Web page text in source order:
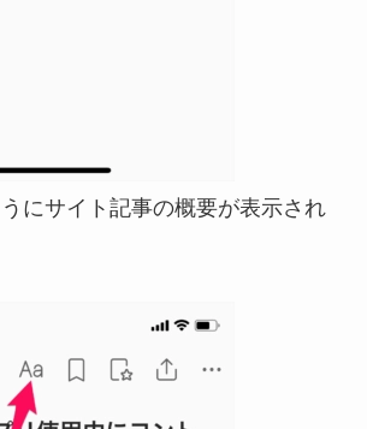
にサイト記事の概要が表示され